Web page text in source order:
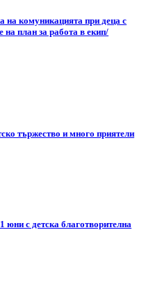
на комуникацията при деца с
план за работа в екип/
тържество и много приятели
юни с детска благотворителна